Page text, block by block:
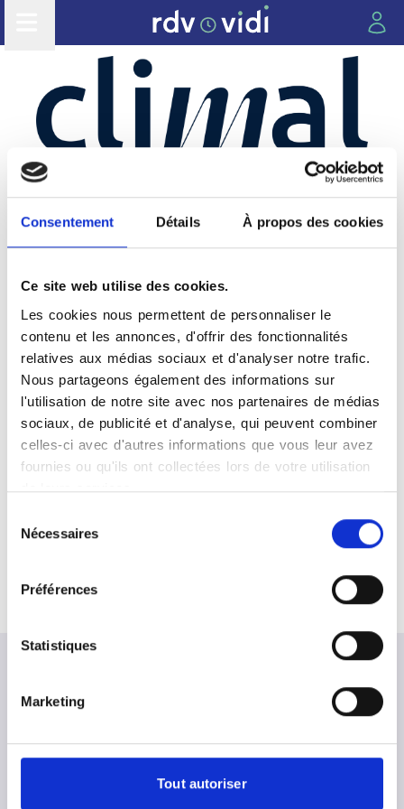
Consentement Détails À propos des cookies
Ce site web utilise des cookies.
Les cookies nous permettent de personnaliser le
contenu et les annonces, d'offrir des fonctionnalités
relatives aux médias sociaux et d'analyser notre trafic.
Nous partageons également des informations sur
l'utilisation de notre site avec nos partenaires de médias
sociaux, de publicité et d'analyse, qui peuvent combiner
celles-ci avec d'autres informations que vous leur avez
fournies ou qu'ils ont collectées lors de votre utilisation
de leurs services.
Nécessaires
Préférences
Statistiques
Marketing
Tout autoriser
CLIMAL
Les cabinets du groupe
Retrouvez ci-dessous nos 2 centres de radiologie :
CLIMAL
199, rue de la Rianderie
59700Marcq en Baroeul
Besoin d'aide ?
FAQ - Questions
fréquentes